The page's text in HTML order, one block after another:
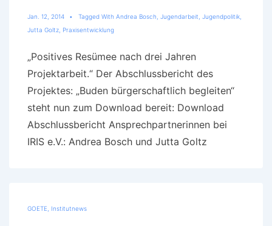
Jan. 12, 2014 Tagged With Andrea Bosch Jugendarbeit Jugendpolitik,
Jutta Goltz Praxisentwicklung
„Positives Resümee nach drei Jahren
Projektarbeit.“ Der Abschlussbericht des
Projektes: „Buden bürgerschaftlich begleiten“
steht nun zum Download bereit: Download
Abschlussbericht Ansprechpartnerinnen bei
IRIS e.V.: Andrea Bosch und Jutta Goltz
GOETE Institutnews